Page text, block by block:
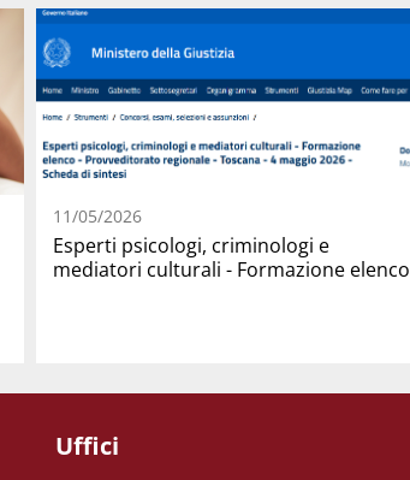
11/05/2026
Esperti psicologi, criminologi e
mediatori culturali - Formazione elenco
Uffici